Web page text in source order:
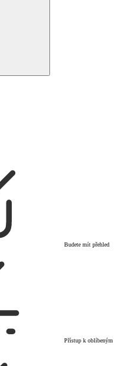
Budete mít přehled
Přístup k oblíbeným